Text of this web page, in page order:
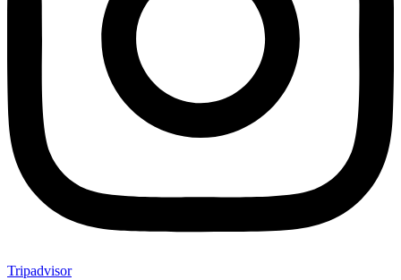
Tripadvisor